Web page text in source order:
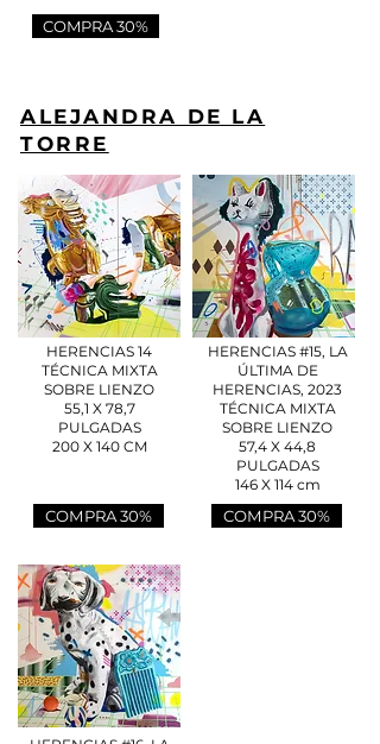
COMPRA 30%
ALEJANDRA DE LA
TORRE
HERENCIAS 14
TÉCNICA MIXTA
SOBRE LIENZO
55,1 X 78,7
PULGADAS
200 X 140 CM
HERENCIAS #15, LA
ÚLTIMA DE
HERENCIAS, 2023
TÉCNICA MIXTA
SOBRE LIENZO
57,4 X 44,8
PULGADAS
146 X 114 cm
COMPRA 30% COMPRA 30%